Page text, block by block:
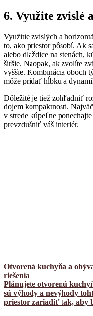
6. Využite zvislé
Využitie zvislých a
to, ako priestor pôsobí. Ak
alebo dlaždice na stenách,
širšie. Naopak, ak zvolíte
vyššie. Kombinácia oboch
môže pridať hĺbku a
Dôležité je tiež zohľadniť
dojem kompaktnosti.
v strede kúpeľne
prevzdušniť váš interiér.
Otvorená kuchyňa a
riešenia
Plánujete otvorenú
sú výhody a nevýhody
priestor zariadiť tak, aby